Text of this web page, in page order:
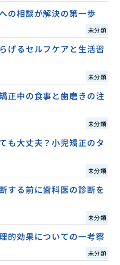
の相談が解決の第一歩
未分類
げるセルフケアと生活習
未分類
正中の食事と歯磨きの注
未分類
も大丈夫？小児矯正のタ
未分類
する前に歯科医の診断を
未分類
的効果についての一考察
未分類